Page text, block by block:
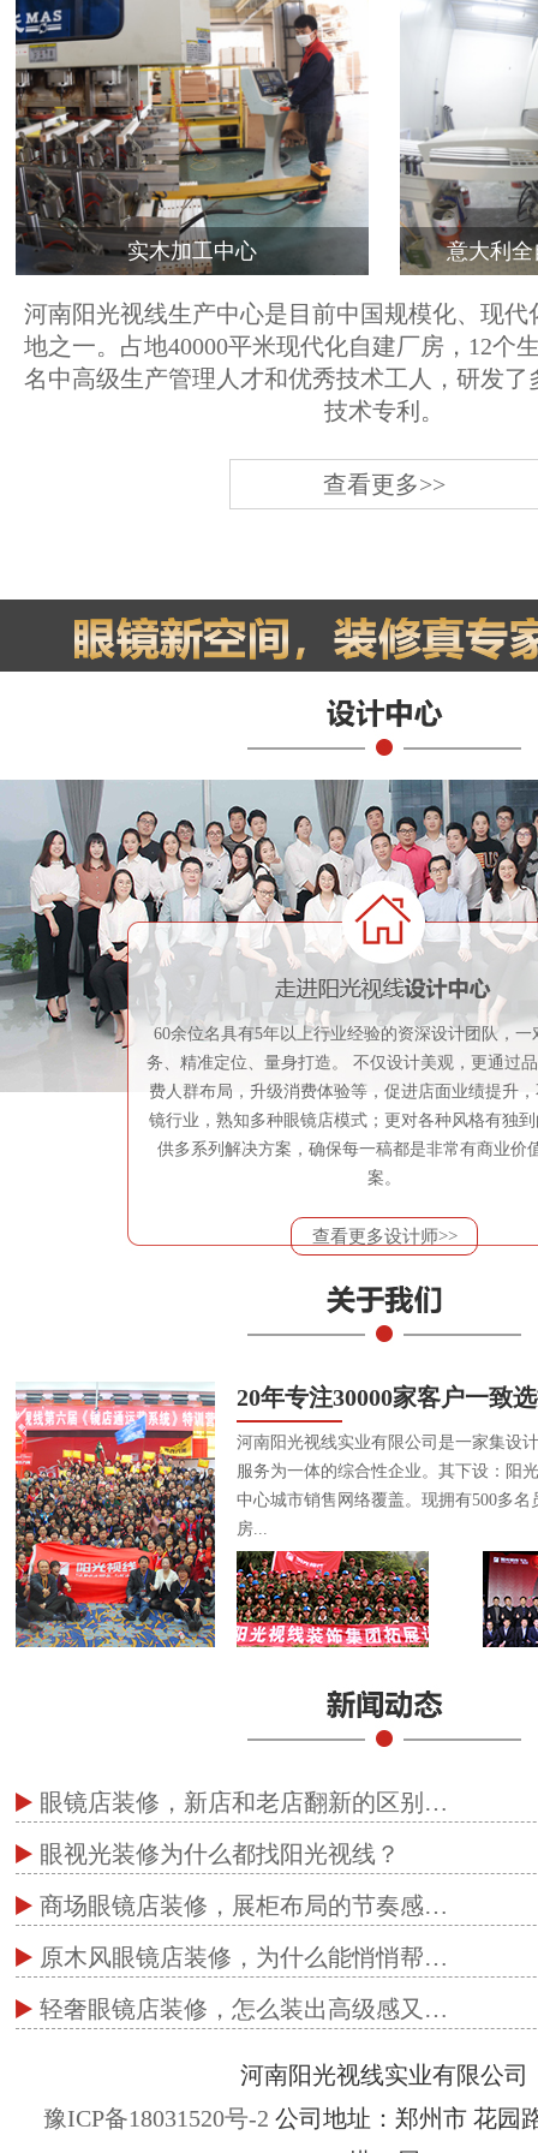
实木加工中心 意大利
河南阳光视线生产中心是目前中国规模化、现代
地之一。占地40000平米现代化自建厂房，12个
名中高级生产管理人才和优秀技术工人，研发了
技术专利。
查看更多>>
60余位名具有5年以上行业经验的资深设计团队，一
务、精准定位、量身打造。 不仅设计美观，更通过
费人群布局，升级消费体验等，促进店面业绩提升
镜行业，熟知多种眼镜店模式；更对各种风格有独
供多系列解决方案，确保每一稿都是非常有商业价
案。
查看更多设计师>>
20年专注30000家客户一致
河南阳光视线实业有限公司是一家集设
服务为一体的综合性企业。其下设：阳
中心城市销售网络覆盖。现拥有500多
房...
眼镜店装修，新店和老店翻新的区别…
眼视光装修为什么都找阳光视线？
商场眼镜店装修，展柜布局的节奏感…
原木风眼镜店装修，为什么能悄悄帮…
轻奢眼镜店装修，怎么装出高级感又…
河南阳光视线实业有限公司
豫ICP备18031520号-2 公司地址：郑州市 花园